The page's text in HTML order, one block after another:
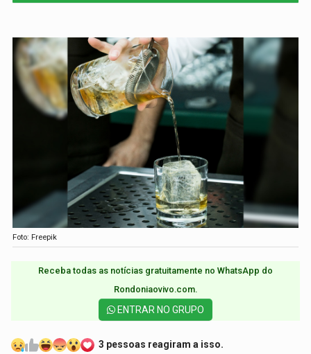
Foto: Freepik
Receba todas as notícias gratuitamente no WhatsApp do
Rondoniaovivo.com.​
ENTRAR NO GRUPO
3 pessoas reagiram a isso.